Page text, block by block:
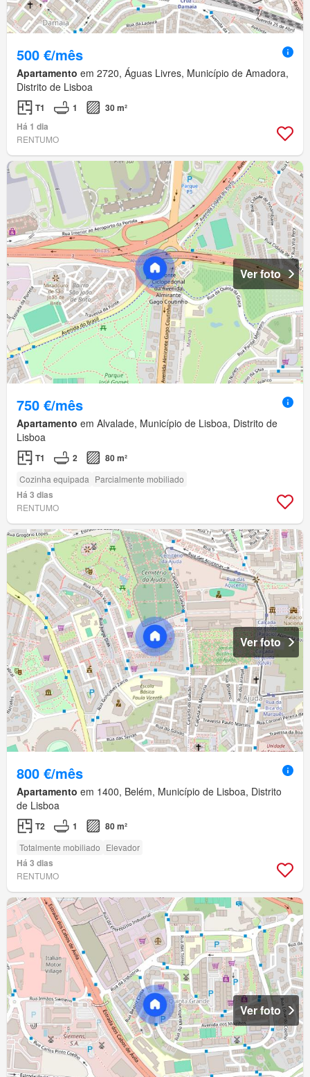
500 €/mês
Apartamento em 2720, Águas Livres, Município de Amadora,
Distrito de Lisboa
T1 1
30 m²
Há 1 dia
RENTUMO
Ver foto
750 €/mês
Apartamento em Alvalade, Município de Lisboa, Distrito de
Lisboa
T1 2 80 m²
Cozinha equipada Parcialmente mobiliado
Há 3 dias
RENTUMO
Ver foto
800 €/mês
Apartamento em 1400, Belém, Município de Lisboa, Distrito
de Lisboa
T2 1 80 m²
Totalmente mobiliado Elevador
Há 3 dias
RENTUMO
Ver foto